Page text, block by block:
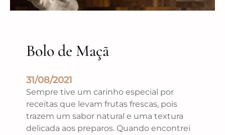
Bolo de Maçã
31/08/2021
Sempre tive um carinho especial por
receitas que levam frutas frescas, pois
trazem um sabor natural e uma textura
delicada aos preparos. Quando encontrei